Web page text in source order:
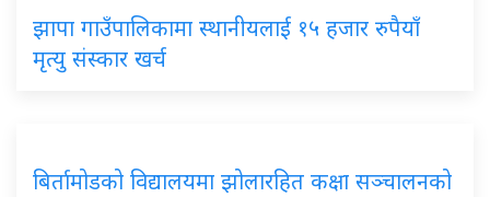
झापा गाउँपालिकामा स्थानीयलाई १५ हजार रुपैयाँ
मृत्यु संस्कार खर्च
बिर्तामोडको विद्यालयमा झोलारहित कक्षा सञ्चालनको